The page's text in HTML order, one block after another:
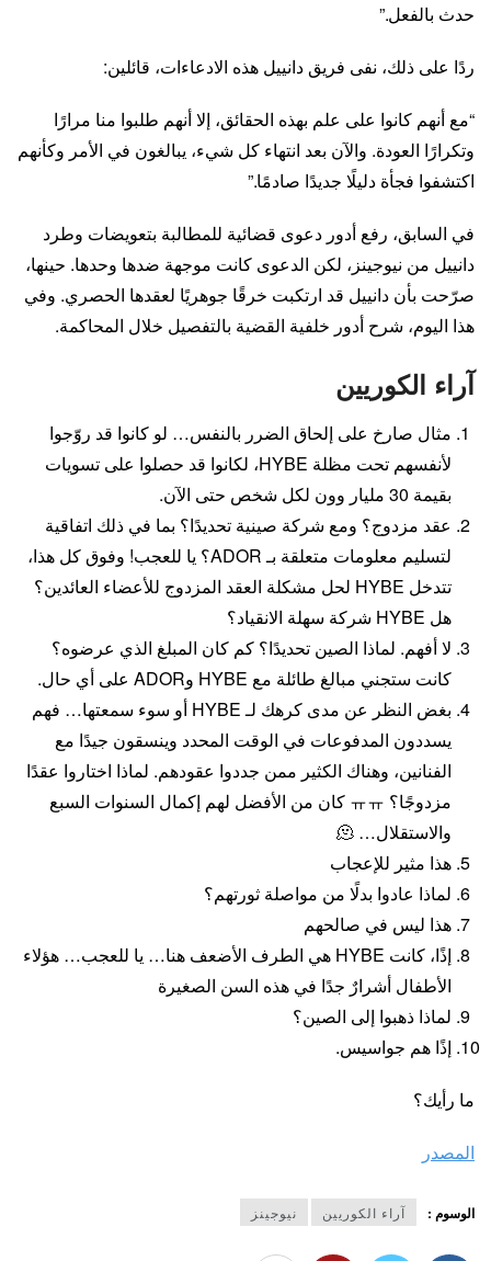
حدث بالفعل.”
ردًا على ذلك، نفى فريق دانييل هذه الادعاءات، قائلين:
“مع أنهم كانوا على علم بهذه الحقائق، إلا أنهم طلبوا منا مرارًا
وتكرارًا العودة. والآن بعد انتهاء كل شيء، يبالغون في الأمر وكأنهم
اكتشفوا فجأة دليلًا جديدًا صادمًا.”
في السابق، رفع أدور دعوى قضائية للمطالبة بتعويضات وطرد
دانييل من نيوجينز، لكن الدعوى كانت موجهة ضدها وحدها. حينها،
صرّحت بأن دانييل قد ارتكبت خرقًا جوهريًا لعقدها الحصري. وفي
هذا اليوم، شرح أدور خلفية القضية بالتفصيل خلال المحاكمة.
آراء الكوريين
مثال صارخ على إلحاق الضرر بالنفس… لو كانوا قد روّجوا
لأنفسهم تحت مظلة HYBE، لكانوا قد حصلوا على تسويات
بقيمة 30 مليار وون لكل شخص حتى الآن.
عقد مزدوج؟ ومع شركة صينية تحديدًا؟ بما في ذلك اتفاقية
لتسليم معلومات متعلقة بـ ADOR؟ يا للعجب! وفوق كل هذا،
تتدخل HYBE لحل مشكلة العقد المزدوج للأعضاء العائدين؟
هل HYBE شركة سهلة الانقياد؟
لا أفهم. لماذا الصين تحديدًا؟ كم كان المبلغ الذي عرضوه؟
كانت ستجني مبالغ طائلة مع HYBE وADOR على أي حال.
بغض النظر عن مدى كرهك لـ HYBE أو سوء سمعتها… فهم
يسددون المدفوعات في الوقت المحدد وينسقون جيدًا مع
الفنانين، وهناك الكثير ممن جددوا عقودهم. لماذا اختاروا عقدًا
مزدوجًا؟ ㅠㅠ كان من الأفضل لهم إكمال السنوات السبع
والاستقلال… 🫠
هذا مثير للإعجاب
لماذا عادوا بدلًا من مواصلة ثورتهم؟
هذا ليس في صالحهم
إذًا، كانت HYBE هي الطرف الأضعف هنا… يا للعجب… هؤلاء
الأطفال أشرارٌ جدًا في هذه السن الصغيرة
لماذا ذهبوا إلى الصين؟
إذًا هم جواسيس.
ما رأيك؟
المصدر
الوسوم : آراء الكوريين نيوجينز